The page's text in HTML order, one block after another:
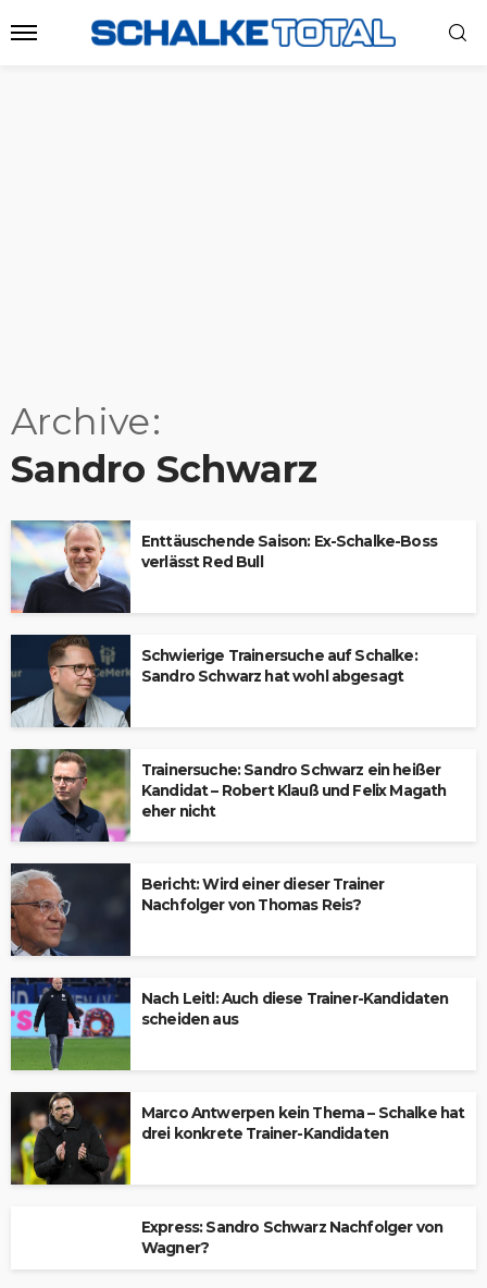
Archive
Sandro Schwarz
Enttäuschende Saison: Ex-Schalke-Boss
verlässt Red Bull
Schwierige Trainersuche auf Schalke:
Sandro Schwarz hat wohl abgesagt
Trainersuche: Sandro Schwarz ein heißer
Kandidat – Robert Klauß und Felix Magath
eher nicht
Bericht: Wird einer dieser Trainer
Nachfolger von Thomas Reis?
Nach Leitl: Auch diese Trainer-Kandidaten
scheiden aus
Marco Antwerpen kein Thema – Schalke hat
drei konkrete Trainer-Kandidaten
Express: Sandro Schwarz Nachfolger von
Wagner?